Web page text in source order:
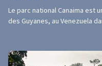
Le parc national Canaima est
des Guyanes, au Venezuela